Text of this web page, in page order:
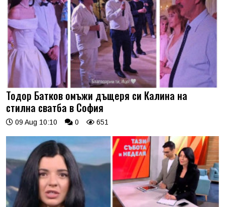
Тодор Батков омъжи дъщеря си Калина на
стилна сватба в София
09 Aug 10:10 0 651